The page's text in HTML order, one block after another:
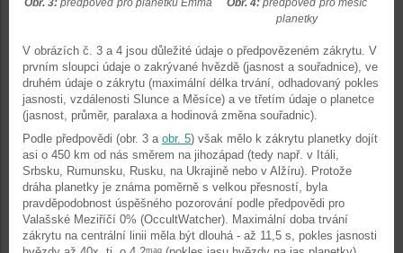
Obr. 3: předpověď pro planetku Emma Obr. 4: předpověď pro měsíc
planetky
V obrázích č. 3 a 4 jsou důležité údaje o předpovězeném zákrytu. V
prvním sloupci údaje o zakrývané hvězdě (jasnost a souřadnice), ve
druhém údaje o zákrytu (maximální délka trvání, odhadovaný pokles
jasnosti, vzdálenosti Slunce a Měsíce) a ve třetím údaje o planetce
(jasnost, průměr, paralaxa a hodinová změna souřadnic).
Podle předpovědi (obr. 3 a obr. 5) však mělo k zákrytu planetky dojít
asi o 450 km od nás směrem na jihozápad (tedy např. v Itáli,
Srbsku, Rumunsku, Rusku, na Ukrajině nebo v Alžíru). Protože
dráha planetky je známa poměrně s velkou přesností, byla
pravděpodobnost úspěšného pozorování podle předpovědi pro
Valašské Meziříčí 0% (OccultWatcher). Maximální doba trvání
zákrytu na centrální linii měla být dlouhá - až 11,5 s, pokles jasnosti
mag